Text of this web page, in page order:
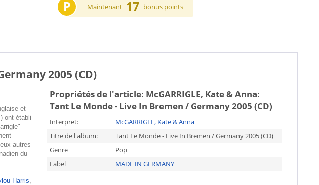
P Maintenant 17 bonus points
2005 (CD)
et
ont établi
autres
du
Harris,
Propriétés de l'article: McGARRIGLE, Kate & Anna:
Tant Le Monde - Live In Bremen / Germany 2005 (CD)
Interpret:
McGARRIGLE, Kate & Anna
Titre de l'album:
Tant Le Monde - Live In Bremen / Germany 2005 (CD)
Genre
Pop
Label
MADE IN GERMANY